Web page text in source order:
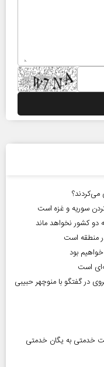
می‌کردند؟
سوریه و غزه است
دو کشور نخواهد ماند
منطقه است
بود
است
در گفتگو با منوچهر حبیبی
خدمتی به یگان خدمتی